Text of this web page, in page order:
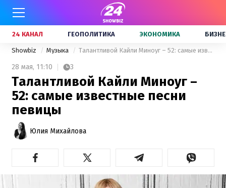
24 КАНАЛ ГЕОПОЛИТИКА ЭКОНОМИКА
Showbiz Музыка Талантливой Кайли Миноуг – 52: самые известные песни певицы
28 мая, 11:10 3
Талантливой Кайли Миноуг –
52: самые известные песни
певицы
Юлия Михайлова